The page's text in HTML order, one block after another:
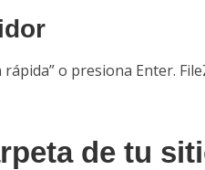
rápida” o presiona Enter.
de tu